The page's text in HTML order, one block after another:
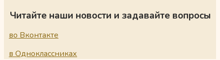
Читайте наши новости и задавайте вопросы
во Вконтакте
в Одноклассниках